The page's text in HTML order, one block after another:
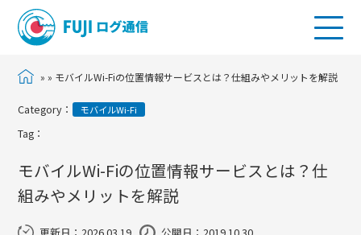
» » モバイルWi-Fiの位置情報サービスとは？仕組みやメリットを解説
Category： モバイルWi-Fi
Tag：
モバイルWi-Fiの位置情報サービスとは？仕
組みやメリットを解説